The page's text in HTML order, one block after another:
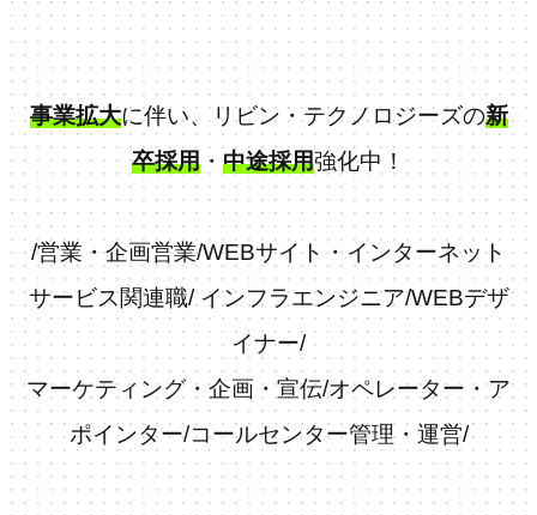
事業拡大に伴い、リビン・テクノロジーズの新
卒採用 ・中途採用強化中！
/営業・企画営業/WEBサイト・インターネット
サービス関連職/インフラエンジニア/WEBデザ
イナー/
マーケティング・企画・宣伝/オペレーター・ア
ポインター/コールセンター管理・運営/